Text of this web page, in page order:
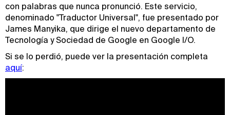
con palabras que nunca pronunció. Este servicio,
denominado "Traductor Universal", fue presentado por
James Manyika, que dirige el nuevo departamento de
Tecnología y Sociedad de Google en Google I/O.
Si se lo perdió, puede ver la presentación completa
aquí: